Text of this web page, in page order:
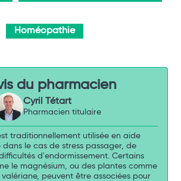
Homéopathie
du pharmacien
Cyril Tétart
Pharmacien titulaire
traditionnellement utilisée en aide
le cas de stress passager, de
d'endormissement. Certains
le magnésium, ou des plantes comme
peuvent être associées pour